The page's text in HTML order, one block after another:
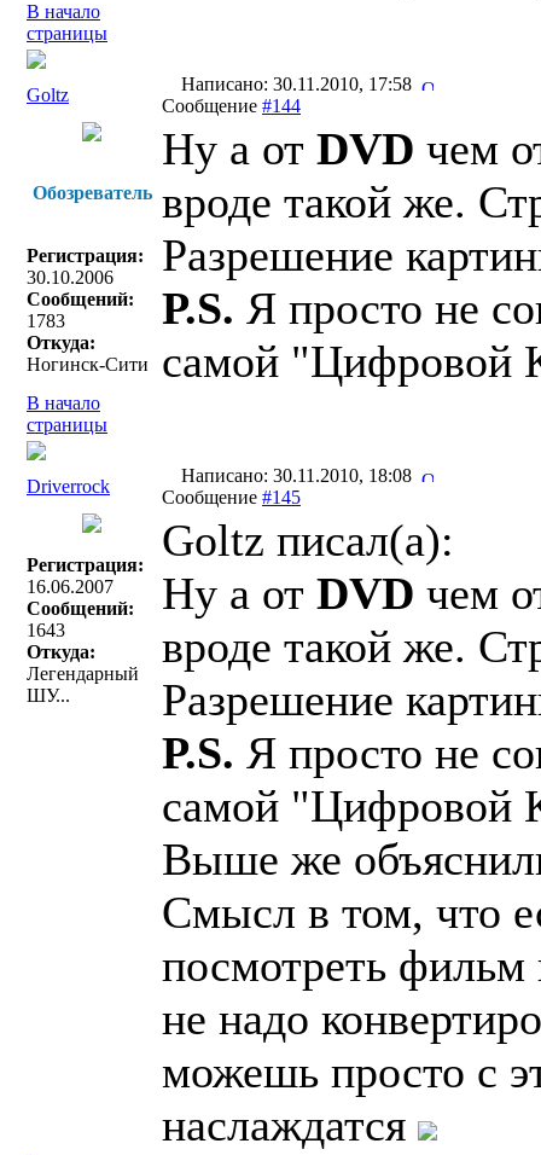
В начало
страницы
Goltz
Написано: 30.11.2010, 17:58
Сообщение #144
Обозреватель
Регистрация:
30.10.2006
Сообщений:
1783
Откуда:
Ногинск-Сити
Ну а от DVD чем
вроде такой же.
Разрешение
P.S. Я просто не
самой "Цифровой
В начало
страницы
Driverrock
Написано: 30.11.2010, 18:08
Сообщение #145
Регистрация:
16.06.2007
Сообщений:
1643
Откуда:
Легендарный
ШУ...
Goltz писал(a):
Ну а от DVD чем
вроде такой же.
Разрешение
P.S. Я просто не
самой "Цифровой
Выше же
Смысл в том, что
посмотреть фильм
не надо
можешь просто с
наслаждатся